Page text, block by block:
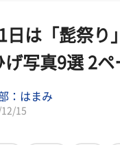
日は「髭祭り
げ写真9選 2ペ
：はまみ
15